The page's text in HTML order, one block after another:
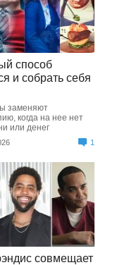
способ
и собрать себя
заменяют
когда на нее нет
или денег
1
совмещает